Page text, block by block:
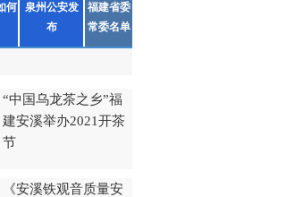
何
泉州公安发
布
福建省委
常委名单
“中国乌龙茶之乡”福
建安溪举办2021开茶
节
《安溪铁观音质量安